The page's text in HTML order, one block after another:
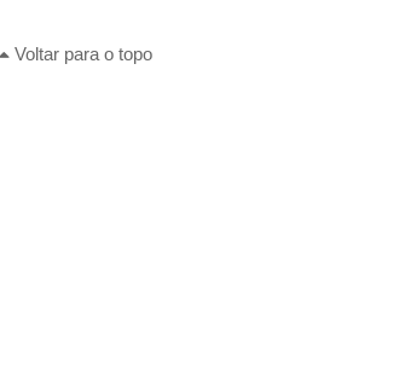
Voltar para o topo